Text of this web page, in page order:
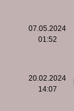
07.05.2024
01:52
20.02.2024
14:07